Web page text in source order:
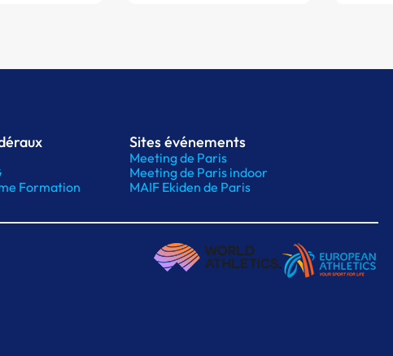
Formation
Sites événements
Meeting de Paris
Meeting de Paris indoor
MAIF Ekiden de Paris